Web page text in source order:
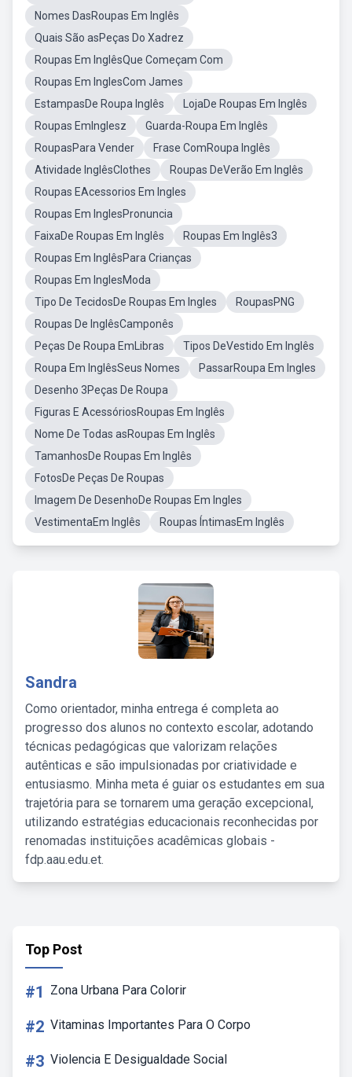
Nomes DasRoupas Em Inglês
Quais São asPeças Do Xadrez
Roupas Em InglêsQue Começam Com
Roupas Em InglesCom James
EstampasDe Roupa Inglês
LojaDe Roupas Em Inglês
Roupas EmInglesz
Guarda-Roupa Em Inglês
RoupasPara Vender
Frase ComRoupa Inglês
Atividade InglêsClothes
Roupas DeVerão Em Inglês
Roupas EAcessorios Em Ingles
Roupas Em InglesPronuncia
FaixaDe Roupas Em Inglês
Roupas Em Inglês3
Roupas Em InglêsPara Crianças
Roupas Em InglesModa
Tipo De TecidosDe Roupas Em Ingles
RoupasPNG
Roupas De InglêsCamponês
Peças De Roupa EmLibras
Tipos DeVestido Em Inglês
Roupa Em InglêsSeus Nomes
PassarRoupa Em Ingles
Desenho 3Peças De Roupa
Figuras E AcessóriosRoupas Em Inglês
Nome De Todas asRoupas Em Inglês
TamanhosDe Roupas Em Inglês
FotosDe Peças De Roupas
Imagem De DesenhoDe Roupas Em Ingles
VestimentaEm Inglês
Roupas ÍntimasEm Inglês
Sandra
Como orientador, minha entrega é completa ao
progresso dos alunos no contexto escolar, adotando
técnicas pedagógicas que valorizam relações
autênticas e são impulsionadas por criatividade e
entusiasmo. Minha meta é guiar os estudantes em sua
trajetória para se tornarem uma geração excepcional,
utilizando estratégias educacionais reconhecidas por
renomadas instituições acadêmicas globais -
fdp.aau.edu.et.
Top Post
#1 Zona Urbana Para Colorir
#2 Vitaminas Importantes Para O Corpo
#3 Violencia E Desigualdade Social